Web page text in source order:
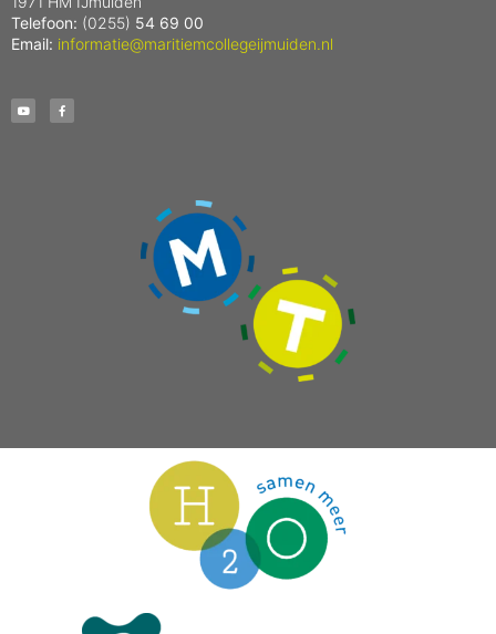
Telefoon: (0255) 54 69 00
Email: informatie@maritiemcollegeijmuiden.nl